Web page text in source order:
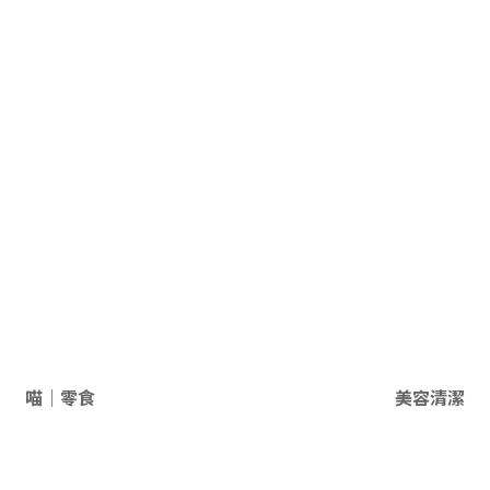
喵｜零食 美容清潔